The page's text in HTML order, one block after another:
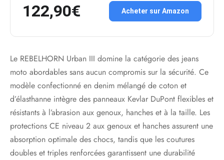
122,90€ Acheter sur Amazon
Le REBELHORN Urban III domine la catégorie des jeans
moto abordables sans aucun compromis sur la sécurité. Ce
modèle confectionné en denim mélangé de coton et
d’élasthanne intègre des panneaux Kevlar DuPont flexibles et
résistants à l’abrasion aux genoux, hanches et à la taille. Les
protections CE niveau 2 aux genoux et hanches assurent une
absorption optimale des chocs, tandis que les coutures
doubles et triples renforcées garantissent une durabilité